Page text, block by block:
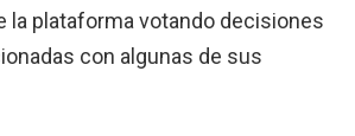
la plataforma votando decisiones
con algunas de sus